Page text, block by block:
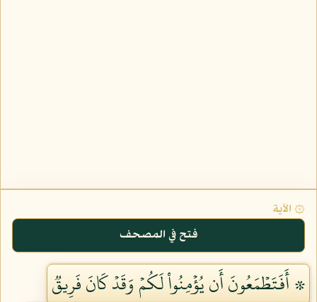
۞ الآية
فتح في المصحف
۞ أَفَتَطۡمَعُونَ أَن يُؤۡمِنُواْ لَكُمۡ وَقَدۡ كَانَ فَرِيقٞ